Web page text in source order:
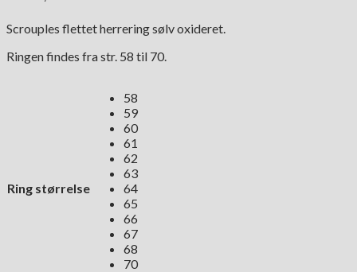
Scrouples flettet herrering sølv oxideret.
Ringen findes fra str. 58 til 70.
Ring størrelse
58
59
60
61
62
63
64
65
66
67
68
70